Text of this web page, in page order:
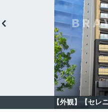
【外観】【セレ